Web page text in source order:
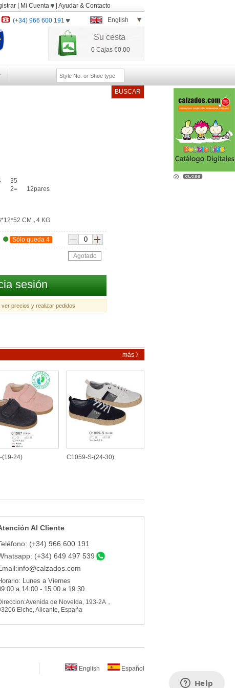
Mi Cuenta Ayudar & Contacto
(+34) 966 600 191 English
Su cesta
0Cajas €0.00
BUSCAR
35
2= 12pares
CM , 4 KG
Sólo queda 4
●
Agotado
sesión
ver precios y realizar pedidos
más 》
(19-24) C1059-S-(24-30)
Al Cliente
(+34) 966 600 191
(+34) 649 497 539
info@calzados.com
Lunes a Viernes
a 14:00 - 15:00 a 19:30
de Novelda, 193-2A，
Elche, Alicante, España
English Español